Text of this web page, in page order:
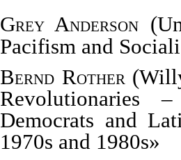
Grey Anderson (
Pacifism and
Bernd Rother
Revolutionaries
Democrats and
1970s and 1980s»